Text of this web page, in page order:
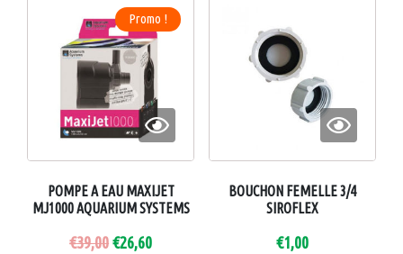
Promo !
POMPE A EAU MAXIJET
MJ1000 AQUARIUM SYSTEMS
€39,00€26,60
BOUCHON FEMELLE 3/4
SIROFLEX
€1,00